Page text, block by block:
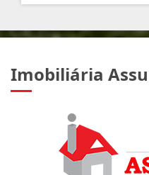
Imobiliária